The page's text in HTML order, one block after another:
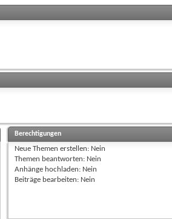
Berechtigungen
Neue Themen erstellen: Nein
Themen beantworten: Nein
Anhänge hochladen: Nein
Beiträge bearbeiten: Nein